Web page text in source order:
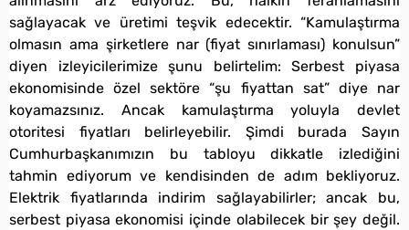
sağlayacak ve üretimi teşvik edecektir. “Kamulaştırma
olmasın ama şirketlere nar (fiyat sınırlaması) konulsun”
diyen izleyicilerimize şunu belirtelim: Serbest piyasa
ekonomisinde özel sektöre “şu fiyattan sat” diye nar
koyamazsınız. Ancak kamulaştırma yoluyla devlet
otoritesi fiyatları belirleyebilir. Şimdi burada Sayın
Cumhurbaşkanımızın bu tabloyu dikkatle izlediğini
tahmin ediyorum ve kendisinden de adım bekliyoruz.
Elektrik fiyatlarında indirim sağlayabilirler; ancak bu,
serbest piyasa ekonomisi içinde olabilecek bir şey değil.